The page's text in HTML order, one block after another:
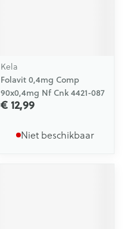
Kela
Folavit 0,4mg Comp
90x0,4mg Nf Cnk 4421-087
€ 12,99
Niet beschikbaar